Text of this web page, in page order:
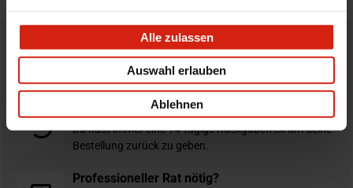
Alle zulassen
Auswahl erlauben
Ablehnen
Bestellt vor 16:00 Uhr
verschickt am selben Tag
Nicht zufrieden?
Du hast immer eine 14-tägige Rückgabefrist um deine
Bestellung zurück zu geben.
Professioneller Rat nötig?